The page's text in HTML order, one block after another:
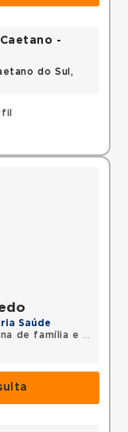
-
do Sul,
Saúde
e comunidade